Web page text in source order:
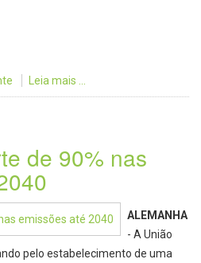
Leia mais ...
de 90% nas
ALEMANHA
- A União
pelo estabelecimento de uma